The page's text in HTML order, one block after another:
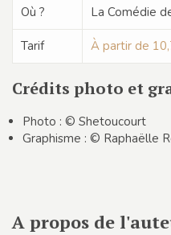
Où ? La Comédie
Tarif À partir de
Crédits photo et
Photo : © Shetoucourt
Graphisme : © Raphaëlle
A propos de